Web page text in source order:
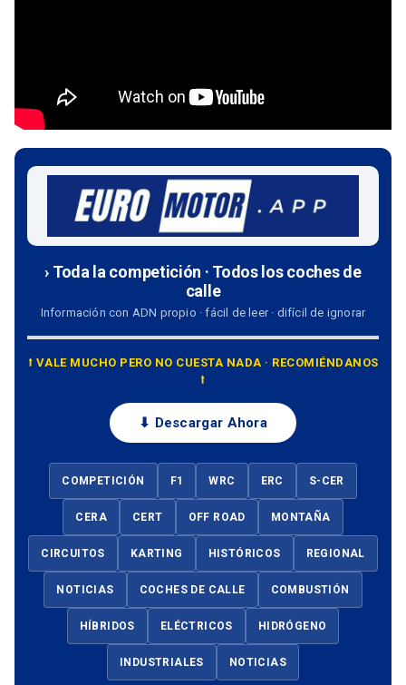
› Toda la competición · Todos los coches de
calle
Información con ADN propio · fácil de leer · difícil de ignorar
⭡ VALE MUCHO PERO NO CUESTA NADA · RECOMIÉNDANOS
⭡
⬇ Descargar Ahora
COMPETICIÓN F1 WRC ERC S-CER
CERA CERT OFF ROAD MONTAÑA
CIRCUITOS KARTING HISTÓRICOS REGIONAL
NOTICIAS COCHES DE CALLE COMBUSTIÓN
HÍBRIDOS ELÉCTRICOS HIDRÓGENO
INDUSTRIALES NOTICIAS